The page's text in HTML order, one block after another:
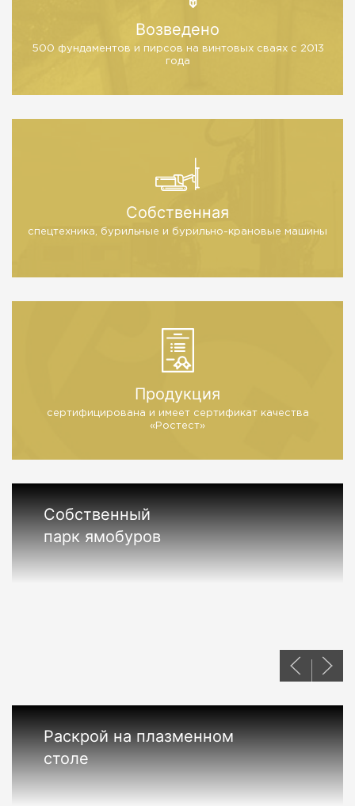
Возведено
500 фундаментов и пирсов на винтовых сваях с 2013
года
Собственная
спецтехника, бурильные и бурильно-крановые машины
Продукция
сертифицирована и имеет сертификат качества
«Ростест»
Собственный
парк ямобуров
Раскрой на плазменном
столе